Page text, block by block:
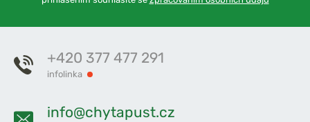
+420 377 477 291
infolinka
info@chytapust.cz